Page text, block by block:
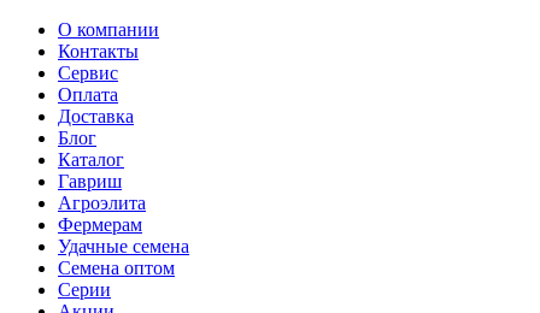
О компании
Контакты
Сервис
Оплата
Доставка
Блог
Каталог
Гавриш
Агроэлита
Фермерам
Удачные семена
Семена оптом
Серии